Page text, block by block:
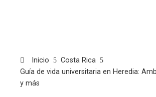
Inicio
Costa Rica
Guía de vida universitaria en Heredia:
y más